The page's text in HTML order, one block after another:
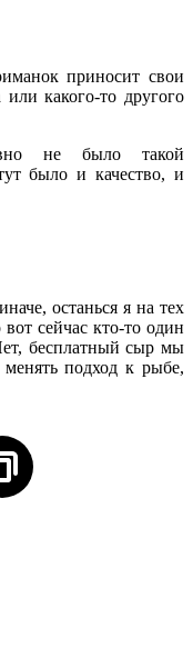
приносит свои
какого-то другого
не было такой
было и качество, и
останься я на тех
сейчас кто-то один
бесплатный сыр мы
подход к рыбе,